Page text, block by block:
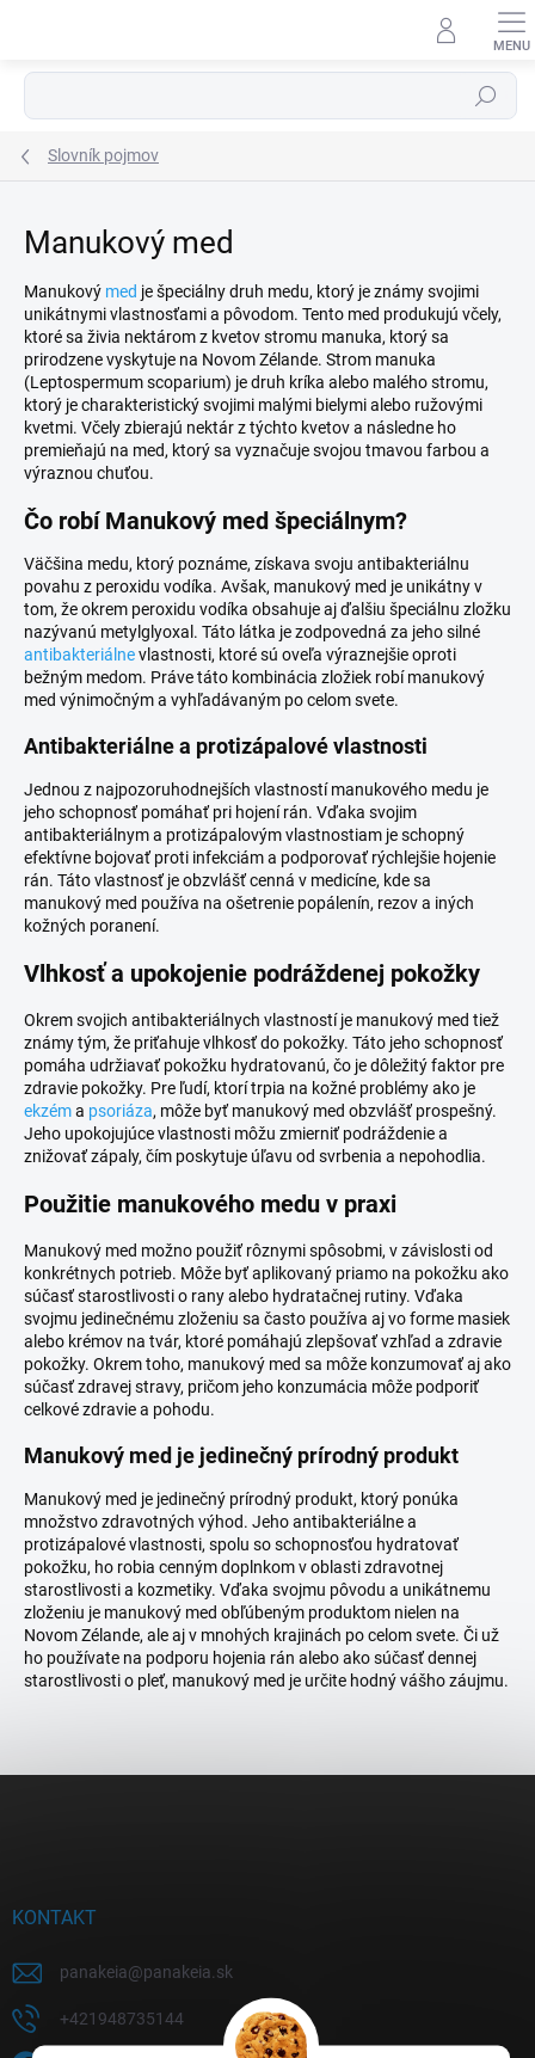
Hľadať
Slovník pojmov
Manukový med
Manukový med je špeciálny druh medu, ktorý je známy svojimi
unikátnymi vlastnosťami a pôvodom. Tento med produkujú včely,
ktoré sa živia nektárom z kvetov stromu manuka, ktorý sa
prirodzene vyskytuje na Novom Zélande. Strom manuka
(Leptospermum scoparium) je druh kríka alebo malého stromu,
ktorý je charakteristický svojimi malými bielymi alebo ružovými
kvetmi. Včely zbierajú nektár z týchto kvetov a následne ho
premieňajú na med, ktorý sa vyznačuje svojou tmavou farbou a
výraznou chuťou.
Čo robí Manukový med špeciálnym?
Väčšina medu, ktorý poznáme, získava svoju antibakteriálnu
povahu z peroxidu vodíka. Avšak, manukový med je unikátny v
tom, že okrem peroxidu vodíka obsahuje aj ďalšiu špeciálnu zložku
nazývanú metylglyoxal. Táto látka je zodpovedná za jeho silné
antibakteriálnevlastnosti, ktoré sú oveľa výraznejšie oproti
bežným medom. Práve táto kombinácia zložiek robí manukový
med výnimočným a vyhľadávaným po celom svete.
Antibakteriálne a protizápalové vlastnosti
Jednou z najpozoruhodnejších vlastností manukového medu je
jeho schopnosť pomáhať pri hojení rán. Vďaka svojim
antibakteriálnym a protizápalovým vlastnostiam je schopný
efektívne bojovať proti infekciám a podporovať rýchlejšie hojenie
rán. Táto vlastnosť je obzvlášť cenná v medicíne, kde sa
manukový med používa na ošetrenie popálenín, rezov a iných
kožných poranení.
Vlhkosť a upokojenie podráždenej pokožky
Okrem svojich antibakteriálnych vlastností je manukový med tiež
známy tým, že priťahuje vlhkosť do pokožky. Táto jeho schopnosť
pomáha udržiavať pokožku hydratovanú, čo je dôležitý faktor pre
zdravie pokožky. Pre ľudí, ktorí trpia na kožné problémy ako je
ekzéma psoriáza, môže byť manukový med obzvlášť prospešný.
Jeho upokojujúce vlastnosti môžu zmierniť podráždenie a
znižovať zápaly, čím poskytuje úľavu od svrbenia a nepohodlia.
Použitie manukového medu v praxi
Manukový med možno použiť rôznymi spôsobmi, v závislosti od
konkrétnych potrieb. Môže byť aplikovaný priamo na pokožku ako
súčasť starostlivosti o rany alebo hydratačnej rutiny. Vďaka
svojmu jedinečnému zloženiu sa často používa aj vo forme masiek
alebo krémov na tvár, ktoré pomáhajú zlepšovať vzhľad a zdravie
pokožky. Okrem toho, manukový med sa môže konzumovať aj ako
súčasť zdravej stravy, pričom jeho konzumácia môže podporiť
celkové zdravie a pohodu.
Manukový med je jedinečný prírodný produkt
Manukový med je jedinečný prírodný produkt, ktorý ponúka
množstvo zdravotných výhod. Jeho antibakteriálne a
protizápalové vlastnosti, spolu so schopnosťou hydratovať
pokožku, ho robia cenným doplnkom v oblasti zdravotnej
starostlivosti a kozmetiky. Vďaka svojmu pôvodu a unikátnemu
zloženiu je manukový med obľúbeným produktom nielen na
Novom Zélande, ale aj v mnohých krajinách po celom svete. Či už
ho používate na podporu hojenia rán alebo ako súčasť dennej
starostlivosti o pleť, manukový med je určite hodný vášho záujmu.
KONTAKT
panakeia@panakeia.sk
+421948735144